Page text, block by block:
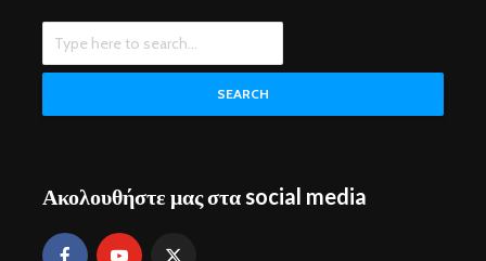
SEARCH
Ακολουθήστε μας στα social media